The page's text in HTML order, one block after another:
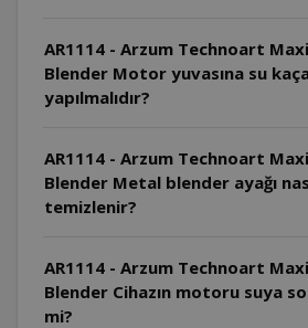
AR1114 - Arzum Technoart
Blender Motor yuvasına su
yapılmalıdır?
AR1114 - Arzum Technoart
Blender Metal blender ayağı
temizlenir?
AR1114 - Arzum Technoart
Blender Cihazın motoru suya
mi?